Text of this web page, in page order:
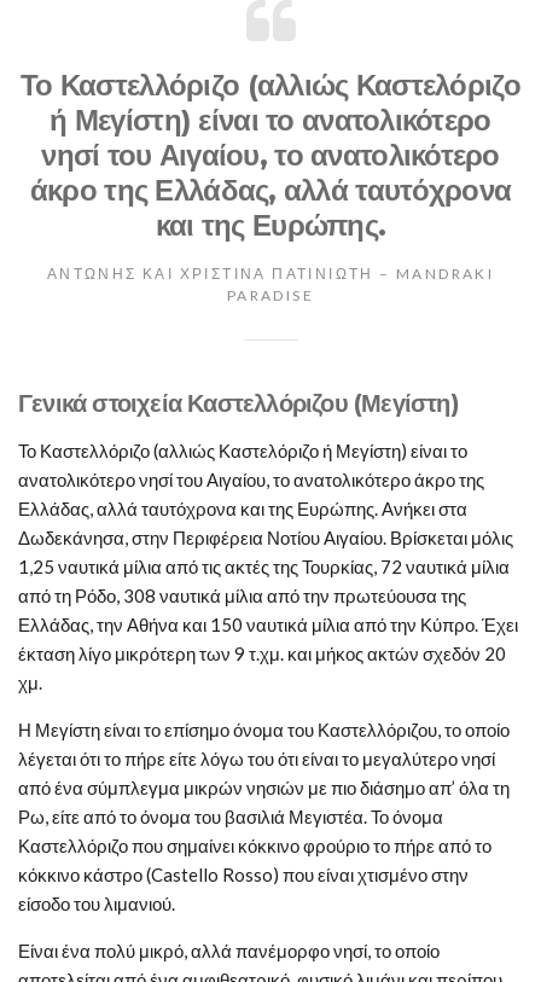
Το Καστελλόριζο (αλλιώς Καστελόριζο
ή Μεγίστη) είναι το ανατολικότερο
νησί του Αιγαίου, το ανατολικότερο
άκρο της Ελλάδας, αλλά ταυτόχρονα
και της Ευρώπης.
ΑΝΤΩΝΗΣ ΚΑΙ ΧΡΙΣΤΙΝΑ ΠΑΤΙΝΙΩΤΗ – MANDRAKI
PARADISE
Γενικά στοιχεία Καστελλόριζου (Μεγίστη)
Το Καστελλόριζο (αλλιώς Καστελόριζο ή Μεγίστη) είναι το
ανατολικότερο νησί του Αιγαίου, το ανατολικότερο άκρο της
Ελλάδας, αλλά ταυτόχρονα και της Ευρώπης. Ανήκει στα
Δωδεκάνησα, στην Περιφέρεια Νοτίου Αιγαίου. Βρίσκεται μόλις
1,25 ναυτικά μίλια από τις ακτές της Τουρκίας, 72 ναυτικά μίλια
από τη Ρόδο, 308 ναυτικά μίλια από την πρωτεύουσα της
Ελλάδας, την Αθήνα και 150 ναυτικά μίλια από την Κύπρο. Έχει
έκταση λίγο μικρότερη των 9 τ.χμ. και μήκος ακτών σχεδόν 20
χμ.
Η Μεγίστη είναι το επίσημο όνομα του Καστελλόριζου, το οποίο
λέγεται ότι το πήρε είτε λόγω του ότι είναι το μεγαλύτερο νησί
από ένα σύμπλεγμα μικρών νησιών με πιο διάσημο απ’ όλα τη
Ρω, είτε από το όνομα του βασιλιά Μεγιστέα. Το όνομα
Καστελλόριζο που σημαίνει κόκκινο φρούριο το πήρε από το
κόκκινο κάστρο (Castello Rosso) που είναι χτισμένο στην
είσοδο του λιμανιού.
Είναι ένα πολύ μικρό, αλλά πανέμορφο νησί, το οποίο